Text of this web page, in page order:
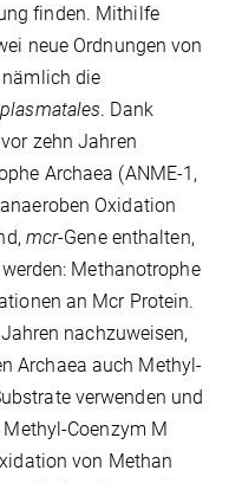
finden. Mithilfe
neue Ordnungen von
die
. Dank
zehn Jahren
Archaea (ANME-1,
Oxidation
mcr-Gene enthalten,
Methanotrophe
an Mcr Protein.
nachzuweisen,
Archaea auch Methyl-
verwenden und
Coenzym M
von Methan